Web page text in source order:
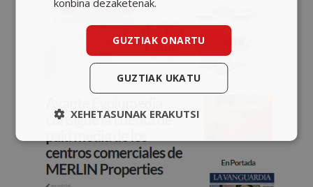
konbina dezaketenak.
GUZTIAK ONARTU
GUZTIAK UKATU
XEHETASUNAK ERAKUTSI